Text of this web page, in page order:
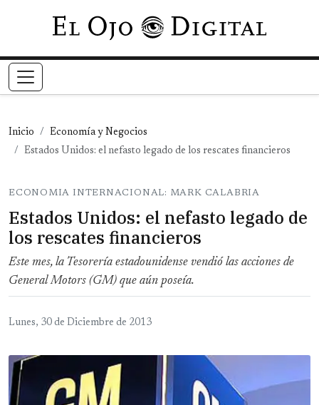
Pasar al contenido principal
Inicio
Economía y Negocios
Estados Unidos: el nefasto legado de los rescates financieros
ECONOMIA INTERNACIONAL: MARK CALABRIA
Estados Unidos: el nefasto legado de
los rescates financieros
Este mes, la Tesorería estadounidense vendió las acciones de
General Motors (GM) que aún poseía.
Lunes, 30 de Diciembre de 2013